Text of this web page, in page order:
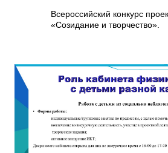
Всероссийский конкурс
«Созидание и творчество».